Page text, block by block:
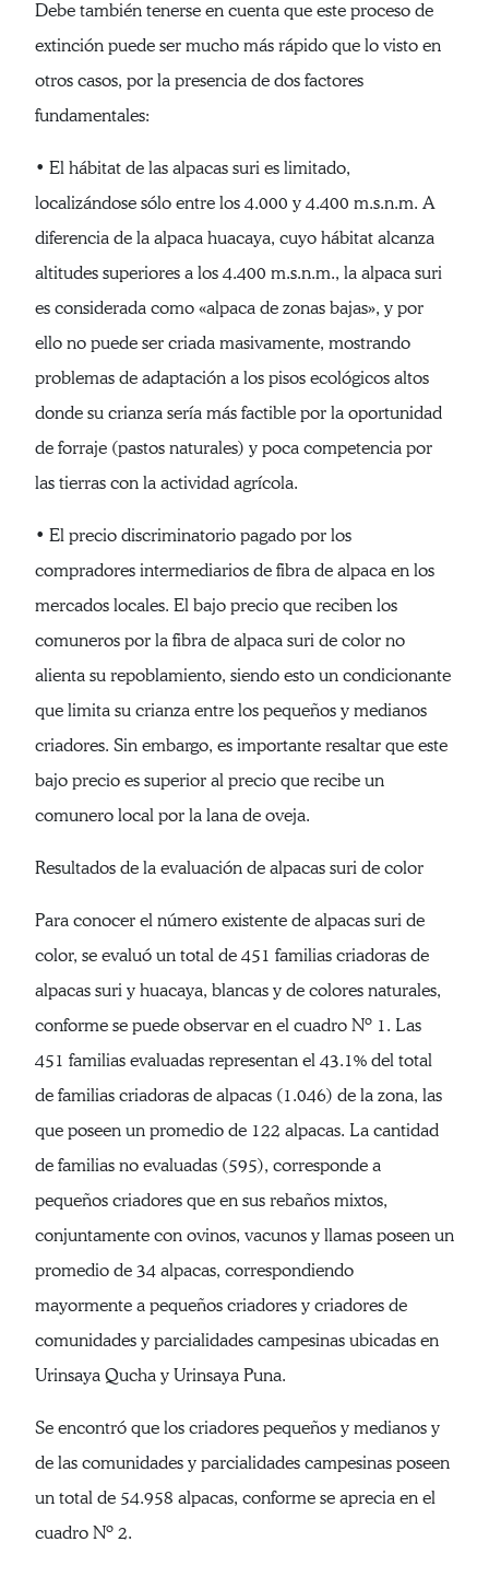
Debe también tenerse en cuenta que este proceso de
extinción puede ser mucho más rápido que lo visto en
otros casos, por la presencia de dos factores
fundamentales:
• El hábitat de las alpacas suri es limitado,
localizándose sólo entre los 4.000 y 4.400 m.s.n.m. A
diferencia de la alpaca huacaya, cuyo hábitat alcanza
altitudes superiores a los 4.400 m.s.n.m., la alpaca suri
es considerada como «alpaca de zonas bajas», y por
ello no puede ser criada masivamente, mostrando
problemas de adaptación a los pisos ecológicos altos
donde su crianza sería más factible por la oportunidad
de forraje (pastos naturales) y poca competencia por
las tierras con la actividad agrícola.
• El precio discriminatorio pagado por los
compradores intermediarios de fibra de alpaca en los
mercados locales. El bajo precio que reciben los
comuneros por la fibra de alpaca suri de color no
alienta su repoblamiento, siendo esto un condicionante
que limita su crianza entre los pequeños y medianos
criadores. Sin embargo, es importante resaltar que este
bajo precio es superior al precio que recibe un
comunero local por la lana de oveja.
Resultados de la evaluación de alpacas suri de color
Para conocer el número existente de alpacas suri de
color, se evaluó un total de 451 familias criadoras de
alpacas suri y huacaya, blancas y de colores naturales,
conforme se puede observar en el cuadro Nº 1. Las
451 familias evaluadas representan el 43.1% del total
de familias criadoras de alpacas (1.046) de la zona, las
que poseen un promedio de 122 alpacas. La cantidad
de familias no evaluadas (595), corresponde a
pequeños criadores que en sus rebaños mixtos,
conjuntamente con ovinos, vacunos y llamas poseen un
promedio de 34 alpacas, correspondiendo
mayormente a pequeños criadores y criadores de
comunidades y parcialidades campesinas ubicadas en
Urinsaya Qucha y Urinsaya Puna.
Se encontró que los criadores pequeños y medianos y
de las comunidades y parcialidades campesinas poseen
un total de 54.958 alpacas, conforme se aprecia en el
cuadro Nº 2.